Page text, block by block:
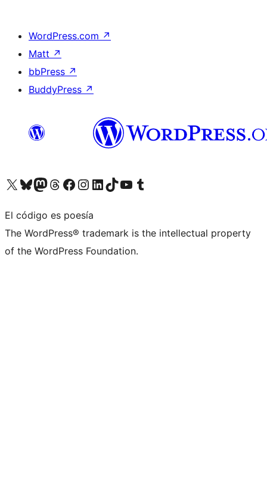
WordPress.com ↗
Matt ↗
bbPress ↗
BuddyPress ↗
Visita nuestra cuenta de X (anteriormente Twitter)
Visita nuestra cuenta de Bluesky
Visita nuestra cuenta de Mastodon
Visita nuestra cuenta de Threads
Visita nuestra página de Facebook
Visita nuestra cuenta de Instagram
Visita nuestra cuenta de LinkedIn
Visita nuestra cuenta de TikTok
Visita nuestro canal de YouTube
Visita nuestra cuenta de Tumblr
El código es poesía
The WordPress® trademark is the intellectual property
of the WordPress Foundation.